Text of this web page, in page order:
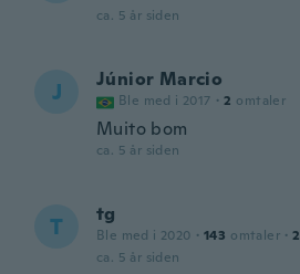
ca. 5 år siden
J Júnior Marcio
Ble med i 2017 · 2 omtaler
Muito bom
ca. 5 år siden
T tg
Ble med i 2020 · 143 omtaler · 2
ca. 5 år siden